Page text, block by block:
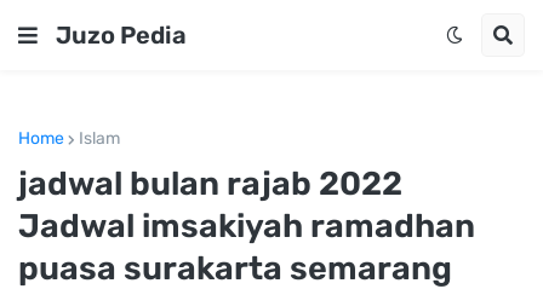
Juzo Pedia
Home Islam
jadwal bulan rajab 2022
Jadwal imsakiyah ramadhan
puasa surakarta semarang